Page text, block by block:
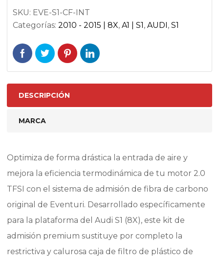
CF-
INT
cantidad
SKU: EVE-S1-CF-INT
Categorías: 2010 - 2015 | 8X, A1 | S1, AUDI, S1
DESCRIPCIÓN
MARCA
Optimiza de forma drástica la entrada de aire y
mejora la eficiencia termodinámica de tu motor 2.0
TFSI con el sistema de admisión de fibra de carbono
original de Eventuri. Desarrollado específicamente
para la plataforma del Audi S1 (8X), este kit de
admisión premium sustituye por completo la
restrictiva y calurosa caja de filtro de plástico de